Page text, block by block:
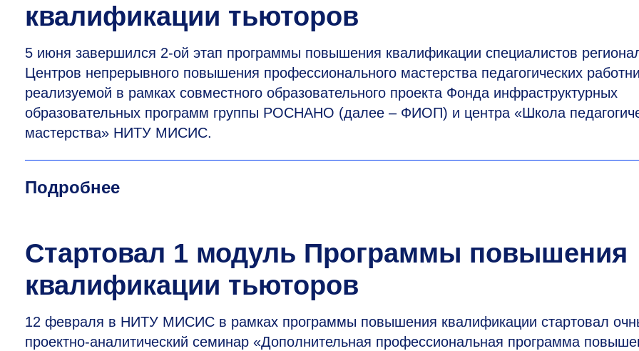
квалификации тьюторов
5 июня завершился 2-ой этап программы повышения квалификации специалистов
Центров непрерывного повышения профессионального мастерства педагогических
реализуемой в рамках совместного образовательного проекта Фонда инфраструктурных
образовательных программ группы РОСНАНО (далее ‒ ФИОП) и центра «Школа
мастерства» НИТУ МИСИС.
Подробнее
Стартовал 1 модуль Программы повышения
квалификации тьюторов
12 февраля в НИТУ МИСИС в рамках программы повышения квалификации стартовал
проектно-аналитический семинар «Дополнительная профессиональная программа